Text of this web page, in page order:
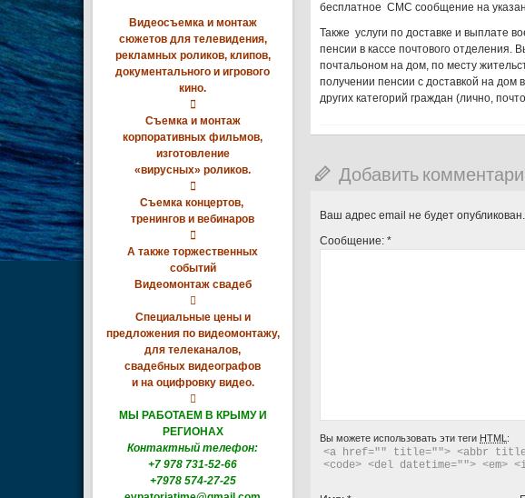
Видеосъемка и монтаж
сюжетов для телевидения,
рекламных роликов, клипов,
документального и игрового
кино.

Съемка и монтаж
корпоративных фильмов,
изготовление
«вирусных» роликов.

Съемка концертов,
тренингов и вебинаров

А также торжественных
событий
Видеомонтаж свадеб

Специальные цены и
предложения по видеомонтажу,
для телеканалов,
свадебных видеографов
и на оцифровку видео.

МЫ РАБОТАЕМ В КРЫМУ И
РЕГИОНАХ
Контактный телефон:
+7 978 731-52-66
+7978 574-27-25
бесплатное СМС сообщение на
Также услуги по доставке и выплате
пенсии в кассе почтового отделения.
почтальоном на дом, по месту
получении пенсии с доставкой на
других категорий граждан (лично,
Добавить
Ваш адрес email не будет опубликован.
Сообщение: *
Вы можете использовать эти теги HTML :
<a href="" title=""> <abbr
<code> <del datetime="">